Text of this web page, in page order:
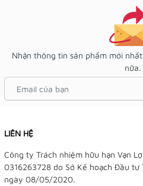
Nhận thông tin sản phẩm mới
nữa.
LIÊN HỆ
Công ty Trách nhiệm hữu hạn Vạn
0316263728 do Sở Kế hoạch Đầu tư
ngày 08/05/2020.